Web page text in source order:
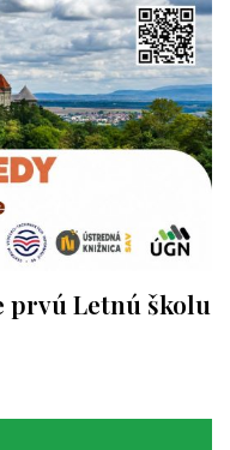
prvú Letnú školu